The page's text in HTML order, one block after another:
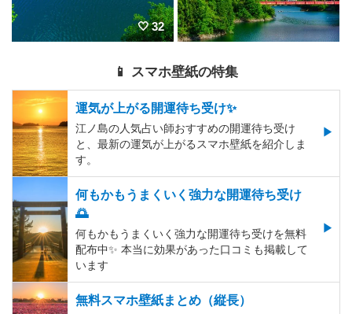
32
📱 スマホ壁紙の特集
運気が上がる開運待ち受け✨
江ノ島の人気占い師おすすめの開運待ち受け
と、最新の運気が上がるスマホ壁紙を紹介しま
す。
何もかもうまくいく強力な開運待ち受け
🌅
何もかもうまくいく強力な開運待ち受けを無料
配布中✨️ 本当に効果があった口コミも掲載して
います
無料スマホ壁紙まとめ（縦長）